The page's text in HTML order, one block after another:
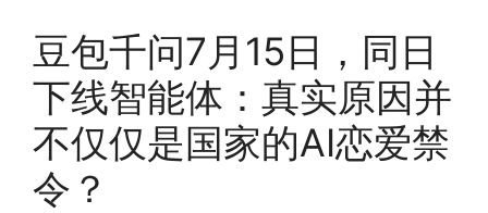
豆包千问7月15日，同日
下线智能体：真实原因并
不仅仅是国家的AI恋爱禁
令？